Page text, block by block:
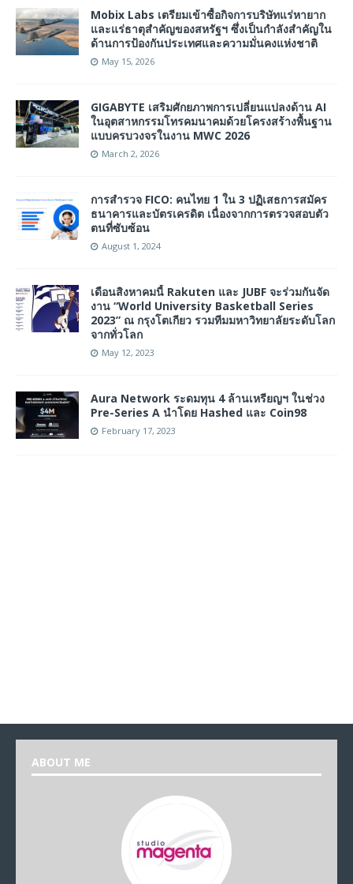
Mobix Labs เตรียมเข้าซื้อกิจการบริษัทแร่หายาก
และแร่ธาตุสำคัญของสหรัฐฯ ซึ่งเป็นกำลังสำคัญใน
ด้านการป้องกันประเทศและความมั่นคงแห่งชาติ
May 15, 2026
GIGABYTE เสริมศักยภาพการเปลี่ยนแปลงด้าน AI
ในอุตสาหกรรมโทรคมนาคมด้วยโครงสร้างพื้นฐาน
แบบครบวงจรในงาน MWC 2026
March 2, 2026
การสํารวจ FICO: คนไทย 1 ใน 3 ปฏิเสธการสมัคร
ธนาคารและบัตรเครดิต เนื่องจากการตรวจสอบตัว
ตนที่ซับซ้อน
August 1, 2024
เดือนสิงหาคมนี้ Rakuten และ JUBF จะร่วมกันจัด
งาน “World University Basketball Series
2023” ณ กรุงโตเกียว รวมทีมมหาวิทยาลัยระดับโลก
จากทั่วโลก
May 12, 2023
Aura Network ระดมทุน 4 ล้านเหรียญฯ ในช่วง
Pre-Series A นำโดย Hashed และ Coin98
February 17, 2023
ABOUT ME